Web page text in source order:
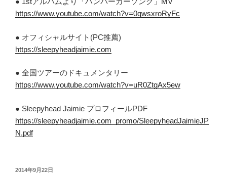
https://www.youtube.com/watch?v=0qwsxroRyFc
● オフィシャルサイト(PC推薦)
https://sleepyheadjaimie.com
● 全国ツアーのドキュメンタリー
https://www.youtube.com/watch?v=uR0ZtgAx5ew
● Sleepyhead Jaimie プロフィールPDF
https://sleepyheadjaimie.com_promo/SleepyheadJaimieJP
N.pdf
投
2014年9月22日